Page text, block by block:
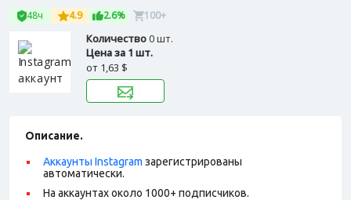
48ч 4.9 2.6% 100+
Количество0 шт.
Цена за 1 шт.
от 1,63 $
Описание.
Аккаунты Instagram зарегистрированы
автоматически.
На аккаунтах около 1000+ подписчиков.